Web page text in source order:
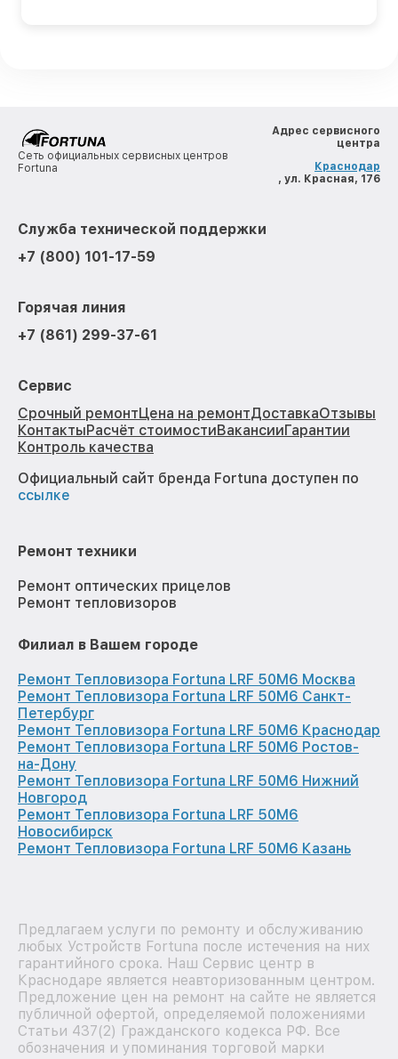
Сеть официальных сервисных центров
Fortuna
Адрес сервисного
центра
Краснодар
, ул. Красная, 176
Служба технической поддержки
+7 (800) 101-17-59
Горячая линия
+7 (861) 299-37-61
Сервис
Срочный ремонтЦена на ремонтДоставкаОтзывы
КонтактыРасчёт стоимостиВакансииГарантии
Контроль качества
Официальный сайт бренда Fortuna доступен по
ссылке
Ремонт техники
Ремонт оптических прицелов
Ремонт тепловизоров
Филиал в Вашем городе
Ремонт Тепловизора Fortuna LRF 50M6 Москва
Ремонт Тепловизора Fortuna LRF 50M6 Санкт-
Петербург
Ремонт Тепловизора Fortuna LRF 50M6 Краснодар
Ремонт Тепловизора Fortuna LRF 50M6 Ростов-
на-Дону
Ремонт Тепловизора Fortuna LRF 50M6 Нижний
Новгород
Ремонт Тепловизора Fortuna LRF 50M6
Новосибирск
Ремонт Тепловизора Fortuna LRF 50M6 Казань
Предлагаем услуги по ремонту и обслуживанию
любых Устройств Fortuna после истечения на них
гарантийного срока. Наш Сервис центр в
Краснодаре является неавторизованным центром.
Предложение цен на ремонт на сайте не является
публичной офертой, определяемой положениями
Статьи 437(2) Гражданского кодекса РФ. Все
обозначения и упоминания торговой марки